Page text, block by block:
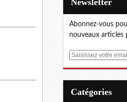
Newsletter
Abonnez-vous
nouveaux articles
E
Catégories